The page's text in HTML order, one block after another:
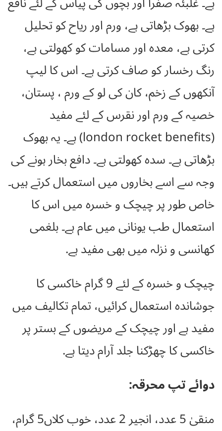
ہے۔ بھوک بڑھاتی ہے، ورم اور ریاح کو تحلیل
کرتی ہے، معدہ اور مسامات کو کھولتی ہے،
رنگ رخسار کو صاف کرتی ہے۔ اس کا لیپ
آنکھوں کے زخم، کان کی لو کے ورم ، پستان،
خصیہ کے ورم اور نقرس کے لئے مفید
(london rocket benefits) ہے۔ یہ بھوک
بڑھاتی ہے۔ سدہ کھولتی ہے۔ دافع بخار ہونے کی
وجہ سے اسے بخاروں میں استعمال کرتے ہیں۔
خاص طور پر چیچک و خسرہ میں اس کا
استعمال طب یونانی میں عام ہے۔ بلغمی
کھانسی و نزلہ میں بھی مفید ہے.
چیچک و خسرہ کے لئے 9 گرام خاکسی کا
جوشاندہ استعمال کرائیں، تمام تکالیف میں
مفید ہے اور چیچک کے مریضوں کے بستر پر
خاکسی کا چھڑکنا جلد آرام دیتا ہے.
دوائے تپ محرقہ:
منقیٰ 5 عدد، انجیر 2 عدد، خوب کلاں5 گرام،